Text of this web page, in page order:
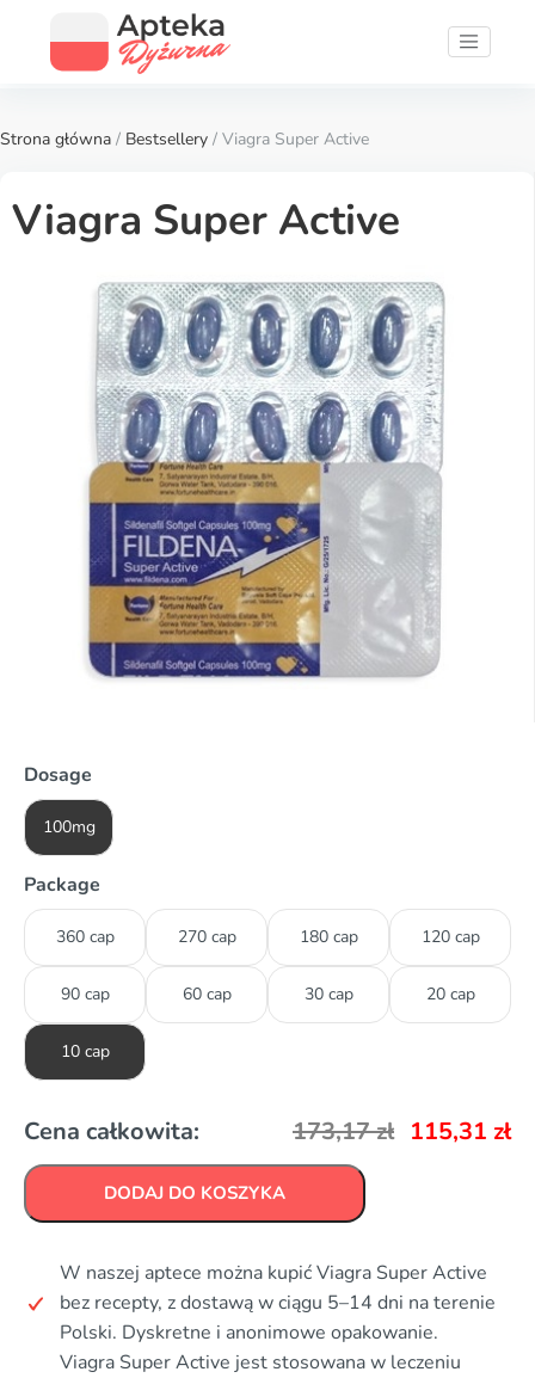
Strona główna / Bestsellery / Viagra Super Active
Viagra Super Active
Dosage
100mg
Package
360 cap 270 cap 180 cap 120 cap
90 cap 60 cap 30 cap 20 cap
10 cap
Cena całkowita: 173,17zł 115,31 zł
DODAJ DO KOSZYKA
W naszej aptece można kupić Viagra Super Active
bez recepty, z dostawą w ciągu 5–14 dni na terenie
Polski. Dyskretne i anonimowe opakowanie.
Viagra Super Active jest stosowana w leczeniu